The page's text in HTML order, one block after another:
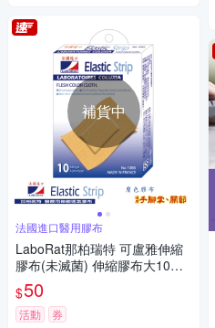
補貨中
法國進口醫用膠布
LaboRat那柏瑞特 可盧雅伸縮
膠布(未滅菌) 伸縮膠布大10片
(4x6cm)
$50
活動 券